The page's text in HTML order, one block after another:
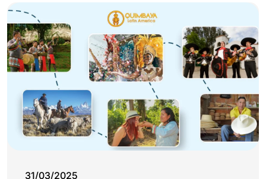
31/03/2025